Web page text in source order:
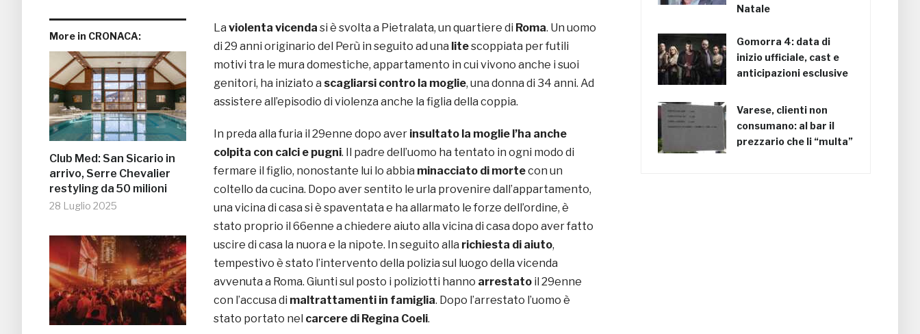
More in CRONACA:
Club Med: San Sicario in
arrivo, Serre Chevalier
restyling da 50 milioni
28 Luglio 2025
La violenta vicenda si è svolta a Pietralata, un quartiere di Roma. Un uomo
di 29 anni originario del Perù in seguito ad una litescoppiata per futili
motivi tra le mura domestiche, appartamento in cui vivono anche i suoi
genitori, ha iniziato a scagliarsi contro la moglie, una donna di 34 anni. Ad
assistere all’episodio di violenza anche la figlia della coppia.
In preda alla furia il 29enne dopo aver insultato la moglie l’ha anche
colpita con calci e pugni. Il padre dell’uomo ha tentato in ogni modo di
fermare il figlio, nonostante lui lo abbia minacciato di mortecon un
coltello da cucina. Dopo aver sentito le urla provenire dall’appartamento,
una vicina di casa si è spaventata e ha allarmato le forze dell’ordine, è
stato proprio il 66enne a chiedere aiuto alla vicina di casa dopo aver fatto
uscire di casa la nuora e la nipote. In seguito alla richiesta di aiuto,
tempestivo è stato l’intervento della polizia sul luogo della vicenda
avvenuta a Roma. Giunti sul posto i poliziotti hanno arrestato il 29enne
con l’accusa di maltrattamenti in famiglia. Dopo l’arrestato l’uomo è
stato portato nel carcere di Regina Coeli.
Natale
Gomorra 4: data di
inizio ufficiale, cast e
anticipazioni esclusive
Varese, clienti non
consumano: al bar il
prezzario che li “multa”